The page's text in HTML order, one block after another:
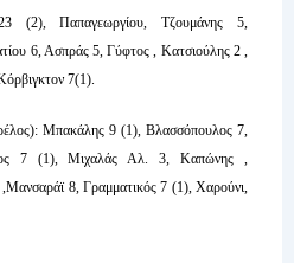
(2), Παπαγεωργίου, Τζουμάνης 5,
6, Ασπράς 5, Γύφτος , Κατσιούλης 2 ,
7(1).
Μπακάλης 9 (1), Βλασσόπουλος 7,
7 (1), Μιχαλάς Αλ. 3, Καπώνης ,
8, Γραμματικός 7 (1), Χαρούνι,